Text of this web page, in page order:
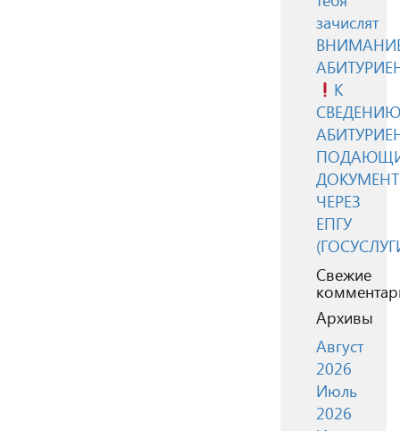
зачислят
К
СВЕДЕНИЮ
ЧЕРЕЗ
ЕПГУ
Свежие
Архивы
Август
2026
Июль
2026